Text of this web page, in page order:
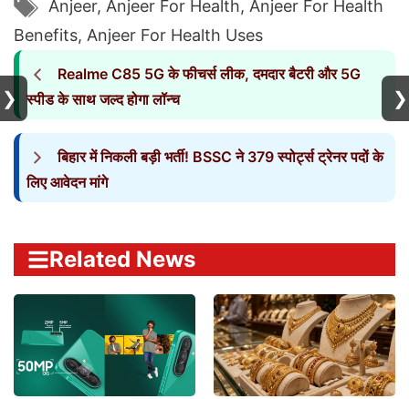
Anjeer, Anjeer For Health, Anjeer For Health
Benefits, Anjeer For Health Uses
Realme C85 5G के फीचर्स लीक, दमदार बैटरी और 5G
स्पीड के साथ जल्द होगा लॉन्च
बिहार में निकली बड़ी भर्ती! BSSC ने 379 स्पोर्ट्स ट्रेनर पदों के
लिए आवेदन मांगे
Related News
❯ ❯